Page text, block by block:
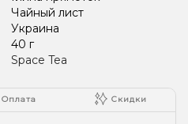
Чайный лист
Украина
40 г
Space Tea
Оплата Скидки